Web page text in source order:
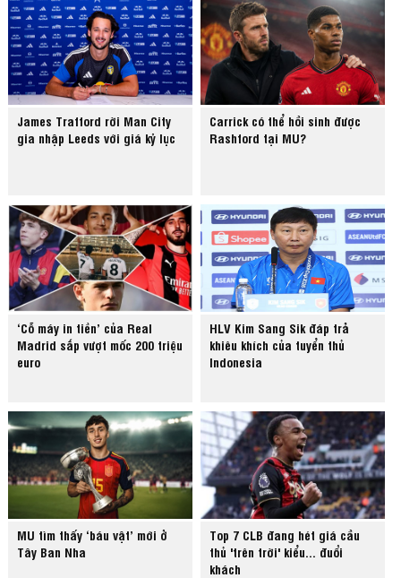
James Trafford rời Man City
gia nhập Leeds với giá kỷ lục
Carrick có thể hồi sinh được
Rashford tại MU?
‘Cỗ máy in tiền’ của Real
Madrid sắp vượt mốc 200 triệu
euro
HLV Kim Sang Sik đáp trả
khiêu khích của tuyển thủ
Indonesia
MU tìm thấy ‘báu vật’ mới ở
Tây Ban Nha
Top 7 CLB đang hét giá cầu
thủ 'trên trời' kiểu... đuổi
khách